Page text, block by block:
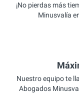
¡No pierdas más
Minusvalía
Nuestro equipo te
Abogados